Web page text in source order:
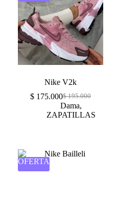
Nike V2k
$195.000
$ 175.000
Dama,
ZAPATILLAS
OFERTA